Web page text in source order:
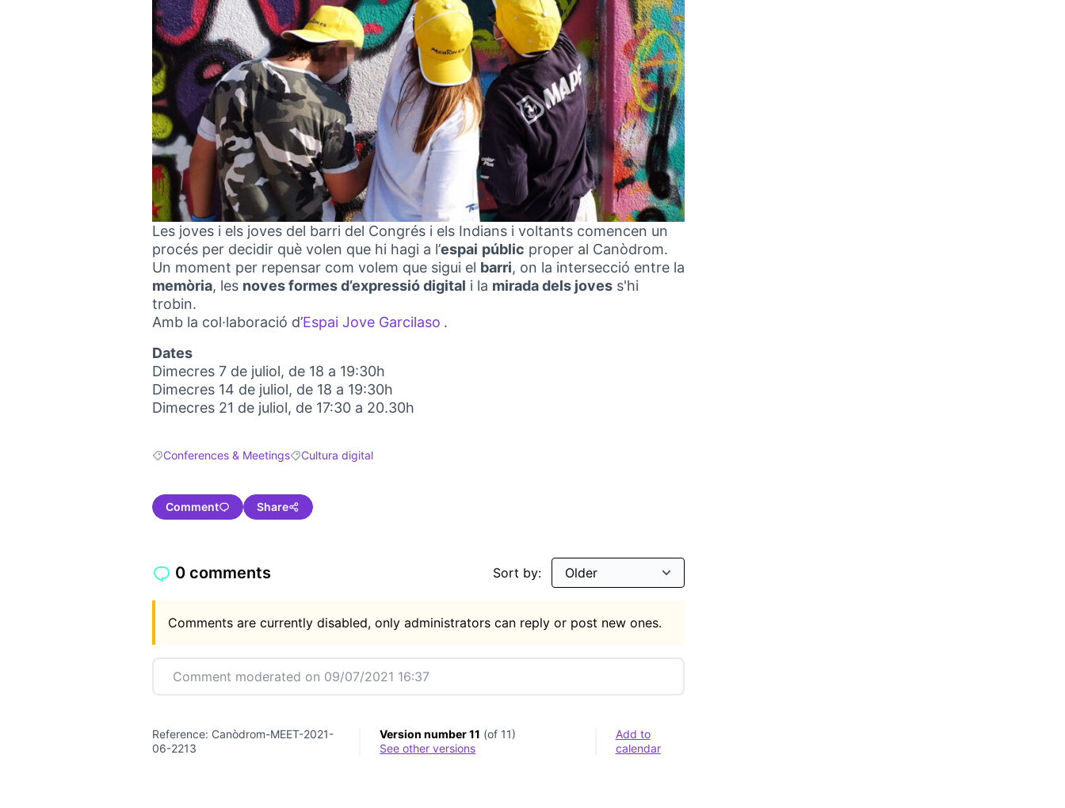
Les joves i els joves del barri del Congrés i els Indians i voltants comencen un
procés per decidir què volen que hi hagi a l’espai públic proper al Canòdrom.
Un moment per repensar com volem que sigui el barri, on la intersecció entre la
memòria, les noves formes d’expressió digital i la mirada dels joves s'hi
trobin.
Amb la col·laboració d’Espai Jove Garcilaso .
Dates
Dimecres 7 de juliol, de 18 a 19:30h
Dimecres 14 de juliol, de 18 a 19:30h
Dimecres 21 de juliol, de 17:30 a 20.30h
Filter results for: Conferences & Meetings
Conferences & MeetingsFilter results for: Cultura digital
Cultura digital
Comment Share
0 comments Sort by:
Comments are currently disabled, only administrators can reply or post new ones.
Comment moderated on 09/07/2021 16:37
Reference: Canòdrom-MEET-2021-
06-2213
Version number 11 (of 11)
see other versions
Add to
calendar